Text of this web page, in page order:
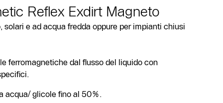
Reflex Exdirt Magneto
solari e ad acqua fredda oppure per impianti chiusi
ferromagnetiche dal flusso del liquido con
acqua/ glicole fino al 50%.